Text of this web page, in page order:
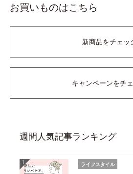
お買いものはこちら
新商品をチェッ
キャンペーンをチ
週間人気記事ランキング
ライフスタイル